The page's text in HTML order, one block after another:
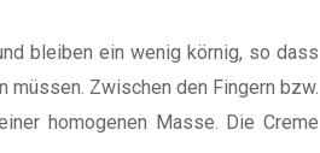
bleiben ein wenig körnig, so dass
Zwischen den Fingern bzw.
homogenen Masse. Die Creme